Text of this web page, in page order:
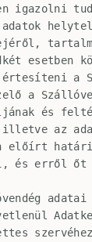
igazolni
esetben
a
a
és
illetve az
előírt
és erről őt